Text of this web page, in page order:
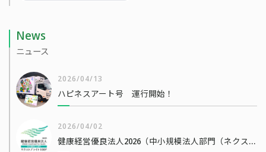
News
ニュース
2026/04/13
ハピネスアート号 運行開始！
2026/04/02
健康経営優良法人2026（中小規模法人部門（ネクストブライト1000））